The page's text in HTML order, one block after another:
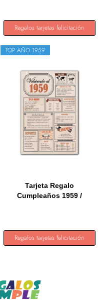
Regalos tarjetas felicitación
TOP AÑO 1959
Tarjeta Regalo
Cumpleaños 1959 /
Regalos tarjetas felicitación